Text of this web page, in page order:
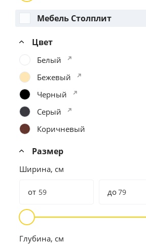
Мебель Столплит
Цвет
Белый
Бежевый
Черный
Серый
Коричневый
Размер
Ширина, см
от до
Глубина, см